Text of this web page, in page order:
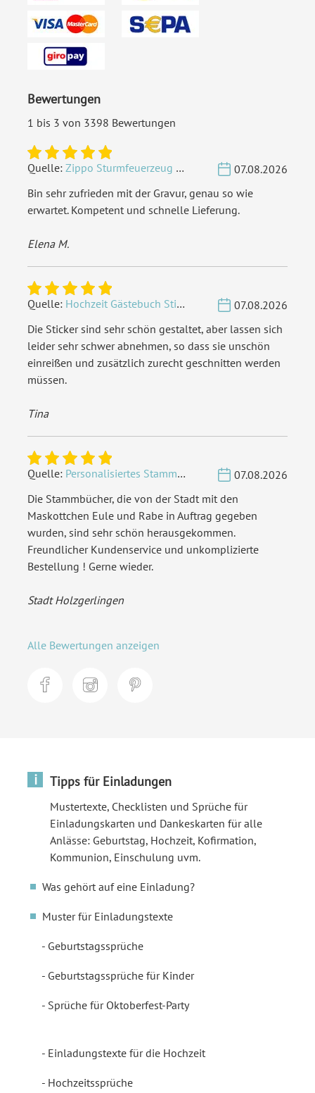
Bewertungen
1 bis 3 von 3398 Bewertungen
Quelle: Zippo Sturmfeuerzeug Chrom - Verzierte Initialen
07.08.2026
Bin sehr zufrieden mit der Gravur, genau so wie
erwartet. Kompetent und schnelle Lieferung.
Elena M.
Quelle: Hochzeit Gästebuch Sticker 40 Fragen - Weiß
07.08.2026
Die Sticker sind sehr schön gestaltet, aber lassen sich
leider sehr schwer abnehmen, so dass sie unschön
einreißen und zusätzlich zurecht geschnitten werden
müssen.
Tina
Quelle: Personalisiertes Stammbuch - Eigene Gravurdatei hochladen
07.08.2026
Die Stammbücher, die von der Stadt mit den
Maskottchen Eule und Rabe in Auftrag gegeben
wurden, sind sehr schön herausgekommen.
Freundlicher Kundenservice und unkomplizierte
Bestellung ! Gerne wieder.
Stadt Holzgerlingen
Alle Bewertungen anzeigen
i Tipps für Einladungen
Mustertexte, Checklisten und Sprüche für
Einladungskarten und Dankeskarten für alle
Anlässe: Geburtstag, Hochzeit, Kofirmation,
Kommunion, Einschulung uvm.
Was gehört auf eine Einladung?
Muster für Einladungstexte
Geburtstagssprüche
Geburtstagssprüche für Kinder
Sprüche für Oktoberfest-Party
Einladungstexte für die Hochzeit
Hochzeitssprüche